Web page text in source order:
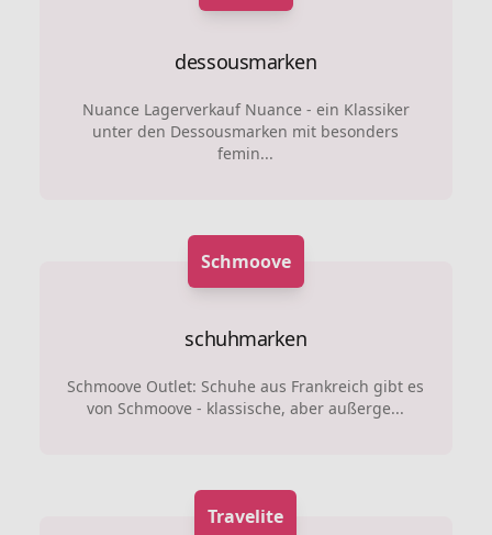
dessousmarken
Nuance Lagerverkauf Nuance - ein Klassiker
unter den Dessousmarken mit besonders
femin...
Schmoove
schuhmarken
Schmoove Outlet: Schuhe aus Frankreich gibt es
von Schmoove - klassische, aber außerge...
Travelite